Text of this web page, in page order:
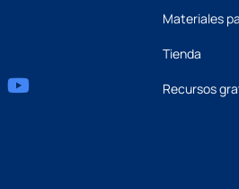
Materiales
Tienda
Recursos